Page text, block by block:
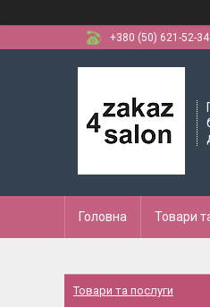
+380 (50) 621-52-34
Головна Товари
Товари та послуги